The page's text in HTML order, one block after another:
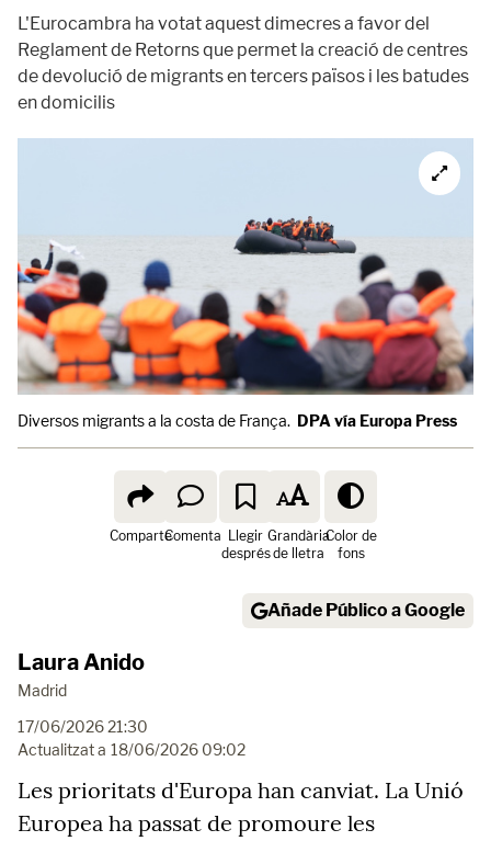
L'Eurocambra ha votat aquest dimecres a favor del
Reglament de Retorns que permet la creació de centres
de devolució de migrants en tercers països i les batudes
en domicilis
Diversos migrants a la costa de França. DPA vía Europa Press
ComparteComenta Llegir
després
Grandària
de lletra
Color de
fons
Añade Público a Google
Laura Anido
Madrid
17/06/2026 21:30
Actualitzat a 18/06/2026 09:02
Les prioritats d'Europa han canviat. La Unió
Europea ha passat de promoure les